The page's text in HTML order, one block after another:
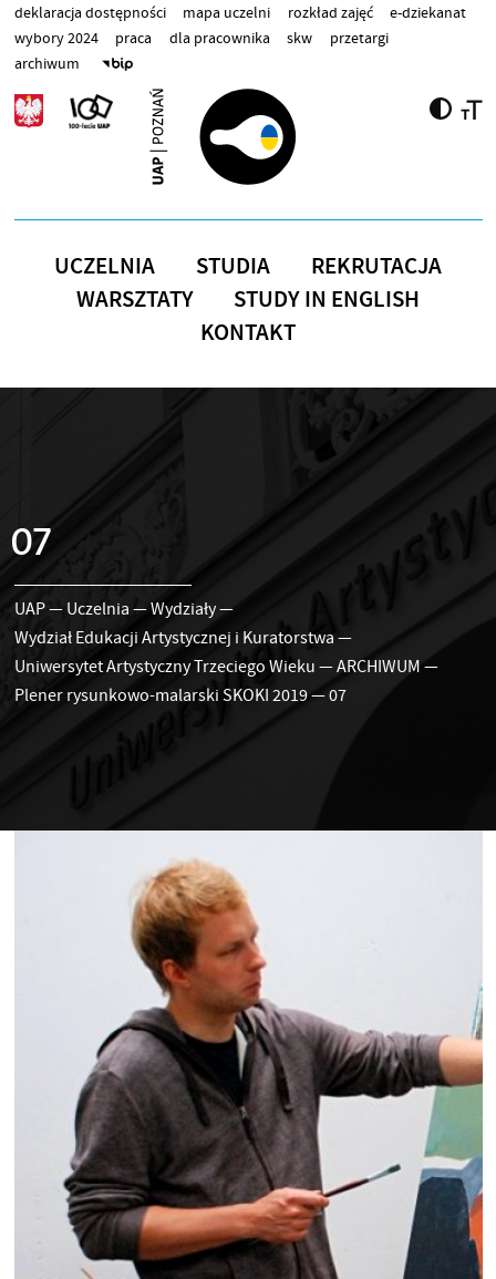
Przejdź do treści
deklaracja dostępności mapa uczelni rozkład zajęć
e-dziekanat
wybory 2024
praca dla pracownika skw
przetargi
archiwum
UCZELNIA STUDIA
REKRUTACJA
WARSZTATY
STUDY IN ENGLISH
KONTAKT
07
UAP— Uczelnia —Wydziały—
Wydział Edukacji Artystycznej i Kuratorstwa —
Uniwersytet Artystyczny Trzeciego Wieku —ARCHIWUM —
Plener rysunkowo-malarski SKOKI 2019—07